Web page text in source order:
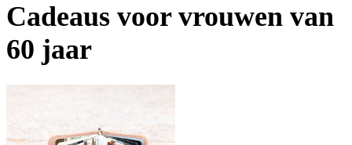
Cadeaus voor vrouwen van
60 jaar